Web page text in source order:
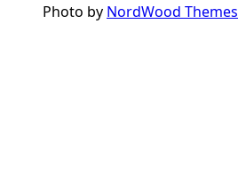
Photo by NordWood Themes